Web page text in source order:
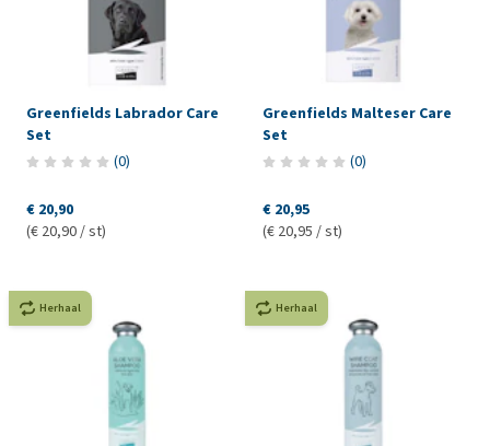
Greenfields Labrador Care
Set
(0)
€ 20,90
(€ 20,90 / st)
Greenfields Malteser Care
Set
(0)
€ 20,95
(€ 20,95 / st)
Herhaal Herhaal